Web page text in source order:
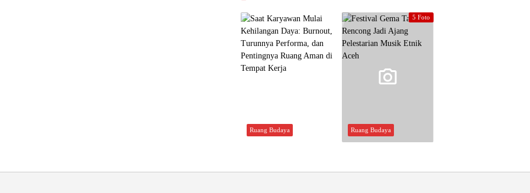
Ruang Budaya
5 Foto
Ruang Budaya